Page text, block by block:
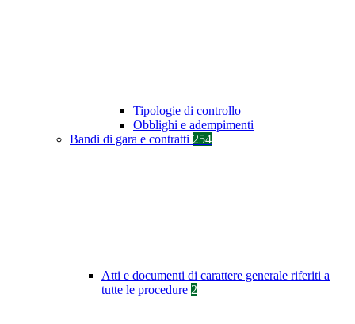
Tipologie di controllo
Obblighi e adempimenti
Bandi di gara e contratti 254
Atti e documenti di carattere generale riferiti a
tutte le procedure 2